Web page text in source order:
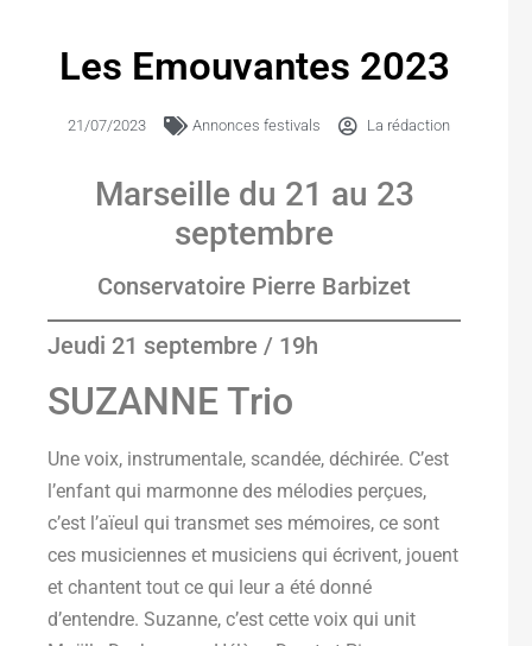
Les Emouvantes 2023
21/07/2023 Annonces festivals La rédaction
Marseille du 21 au 23
septembre
Conservatoire Pierre Barbizet
Jeudi 21 septembre / 19h
SUZANNE Trio
Une voix, instrumentale, scandée, déchirée. C’est
l’enfant qui marmonne des mélodies perçues,
c’est l’aïeul qui transmet ses mémoires, ce sont
ces musiciennes et musiciens qui écrivent, jouent
et chantent tout ce qui leur a été donné
d’entendre. Suzanne, c’est cette voix qui unit